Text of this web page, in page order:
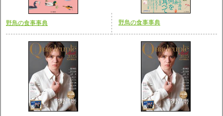
野鳥の食事事典 野鳥の食事事典